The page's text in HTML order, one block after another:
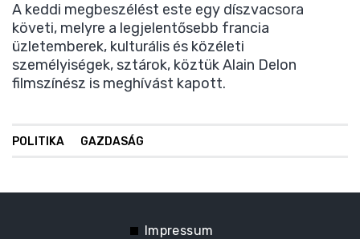
A keddi megbeszélést este egy díszvacsora
követi, melyre a legjelentősebb francia
üzletemberek, kulturális és közéleti
személyiségek, sztárok, köztük Alain Delon
filmszínész is meghívást kapott.
POLITIKA GAZDASÁG
Impressum